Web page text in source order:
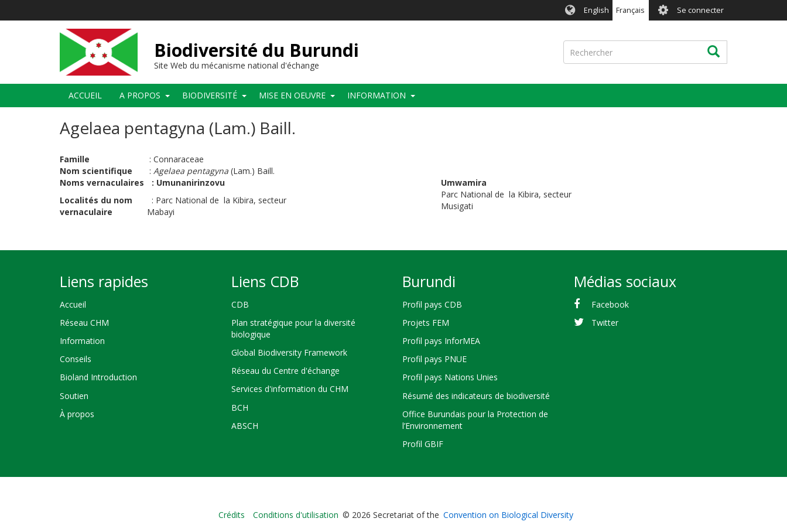
English Français User
account
menu
Se connecter
Biodiversité du Burundi
Site Web du mécanisme national d'échange
Rechercher Rechercher
Main
navigation
ACCUEIL A PROPOS BIODIVERSITÉ MISE EN OEUVRE INFORMATION
Agelaea pentagyna (Lam.) Baill.
Famille : Connaraceae
Nom scientifique
: Agelaea pentagyna (Lam.) Baill.
Noms vernaculaires
: Umunanirinzovu
Umwamira
Localités du nom
vernaculaire
: Parc National de la Kibira, secteur
Mabayi
Parc National de la Kibira, secteur
Musigati
Liens rapides
Accueil
Réseau CHM
Information
Conseils
Bioland Introduction
Soutien
À propos
Liens CDB
CDB
Plan stratégique pour la diversité
biologique
Global Biodiversity Framework
Réseau du Centre d'échange
Services d'information du CHM
BCH
ABSCH
Burundi
Profil pays CDB
Projets FEM
Profil pays InforMEA
Profil pays PNUE
Profil pays Nations Unies
Résumé des indicateurs de biodiversité
Office Burundais pour la Protection de
l’Environnement
Profil GBIF
Médias sociaux
Facebook
Twitter
Bioland
Crédits Conditions d'utilisation © 2026 Secretariat of the Convention on Biological Diversity